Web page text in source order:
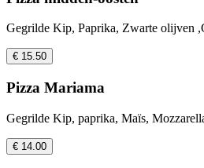
Gegrilde Kip, Paprika, Zwarte olijven
€ 15.50
Pizza Mariama
Gegrilde Kip, paprika, Maïs,
€ 14.00